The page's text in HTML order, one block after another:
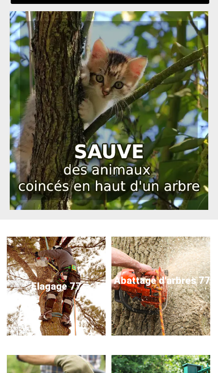
Elagage 77 Abattage d'arbres 77